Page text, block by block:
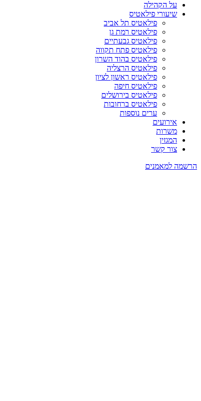
על הקהילה
שיעורי פילאטיס
פילאטיס תל אביב
פילאטיס רמת גן
פילאטיס גבעתיים
פילאטיס פתח תקווה
פילאטיס בהוד השרון
פילאטיס הרצליה
פילאטיס ראשון לציון
פילאטיס חיפה
פילאטיס בירושלים
פילאטיס ברחובות
ערים נוספות
אירועים
משרות
המגזין
צור קשר
הרשמה למאמנים